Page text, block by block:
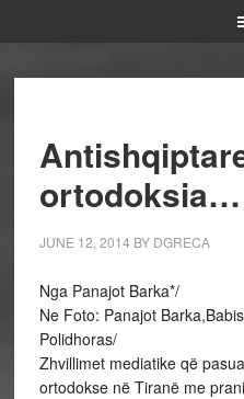
ortodoksia…
JUNE 12, 2014 BY DGRECA
Nga Panajot Barka*/
Ne Foto: Panajot
Polidhoras/
Zhvillimet mediatike që
ortodokse në Tiranë me